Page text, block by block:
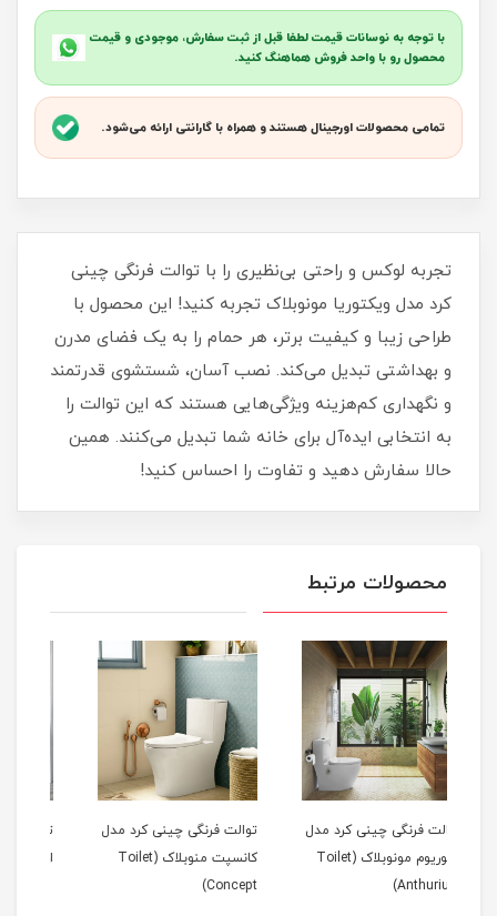
با توجه به نوسانات قیمت لطفا قبل از ثبت سفارش، موجودی و قیمت
محصول رو با واحد فروش هماهنگ کنید.
تمامی محصولات اورجینال هستند و همراه با گارانتی ارائه می‌شود.
تجربه لوکس و راحتی بی‌نظیری را با توالت فرنگی چینی
کرد مدل ویکتوریا مونوبلاک تجربه کنید! این محصول با
طراحی زیبا و کیفیت برتر، هر حمام را به یک فضای مدرن
و بهداشتی تبدیل می‌کند. نصب آسان، شستشوی قدرتمند
و نگهداری کم‌هزینه ویژگی‌هایی هستند که این توالت را
به انتخابی ایده‌آل برای خانه شما تبدیل می‌کنند. همین
حالا سفارش دهید و تفاوت را احساس کنید!
محصولات مرتبط
توالت فرنگی چینی کرد مدل
Concept)
توالت فرنگی چینی کرد مدل
ارتا مونوبلاک (Toilet Arta)